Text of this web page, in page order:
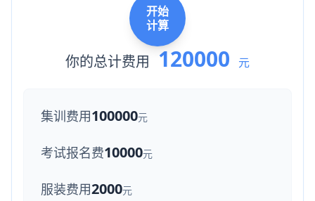
开始
计算
你的总计费用 120000 元
集训费用100000元
考试报名费10000元
服装费用2000元